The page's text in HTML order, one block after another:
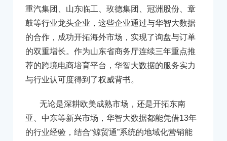
重汽集团、山东临工、玫德集团、冠洲股份、章
鼓等行业龙头企业，这些企业通过与华智大数据
的合作，成功开拓海外市场，实现了询盘与订单
的双重增长。作为山东省商务厅连续三年重点推
荐的跨境电商培育平台，华智大数据的服务实力
与行业认可度得到了权威背书。
无论是深耕欧美成熟市场，还是开拓东南
亚、中东等新兴市场，华智大数据都能凭借13年
的行业经验，结合“鲸贸通”系统的地域化营销能